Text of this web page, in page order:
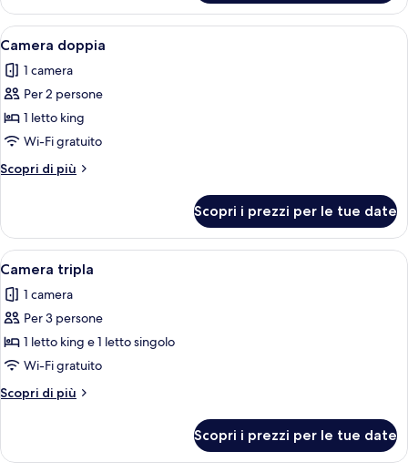
Economy
uso
singolo
Apri
tutte
le
foto
per
Camera
doppia
Una camera d'albergo con un letto,
14
Camera doppia
1 camera
Per 2 persone
1 letto king
Wi-Fi gratuito
Scopri di più
Altri
doppia
Scopri i prezzi per le tue date
Apri
tutte
le
foto
per
Camera
tripla
Una camera d'albergo con due letti,
8
Camera tripla
1 camera
Per 3 persone
1 letto king e 1 letto singolo
Wi-Fi gratuito
Scopri di più
Altri
tripla
Scopri i prezzi per le tue date